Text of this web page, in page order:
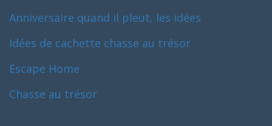
Anniversaire quand il pleut, les idées
Idées de cachette chasse au trésor
Escape Home
Chasse au trésor